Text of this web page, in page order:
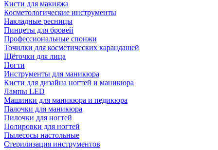
Кисти для макияжа
Косметологические инструменты
Накладные ресницы
Пинцеты для бровей
Профессиональные спонжи
Точилки для косметических карандашей
Щёточки для лица
Ногти
Инструменты для маникюра
Кисти для дизайна ногтей и маникюра
Лампы LED
Машинки для маникюра и педикюра
Палочки для маникюра
Пилочки для ногтей
Полировки для ногтей
Пылесосы настольные
Стерилизация инструментов